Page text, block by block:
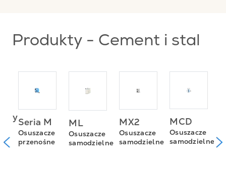
Produkty - Cement i stal
Seria M
Osuszacze
przenośne
ML
Osuszacze
samodzielne
MX2
Osuszacze
samodzielne
MCD
Osuszacze
samodzielne